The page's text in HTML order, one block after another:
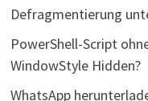
Defragmentierung
PowerShell-Script
WindowStyle Hidden?
WhatsApp